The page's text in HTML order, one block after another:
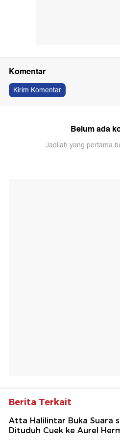
Komentar
Kirim Komentar
Belum ada
Jadilah yang pertama
Berita Terkait
Atta Halilintar Buka Suara
Dituduh Cuek ke Aurel